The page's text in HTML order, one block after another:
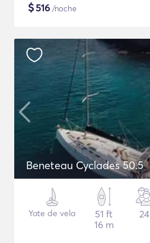
$516 /noche
Beneteau Cyclades 50.5
Yate de vela
51 ft
16 m
24